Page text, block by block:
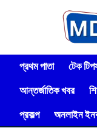
প্রথম পাতা টেক
আন্তর্জাতিক খবর
প্রকল্প
অনলাইন